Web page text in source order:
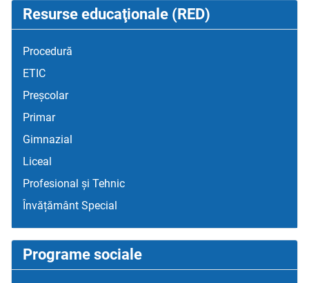
Resurse educaţionale (RED)
Procedură
ETIC
Preșcolar
Primar
Gimnazial
Liceal
Profesional și Tehnic
Învățământ Special
Programe sociale